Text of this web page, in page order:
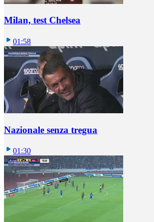
Milan, test Chelsea
01:58
Nazionale senza tregua
01:30